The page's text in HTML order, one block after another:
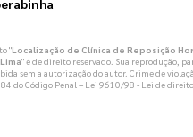
"Localização de Clínica de Reposição
" é de direito reservado. Sua reprodução,
sem a autorização do autor. Crime de
do Código Penal – Lei 9610/98 - Lei de